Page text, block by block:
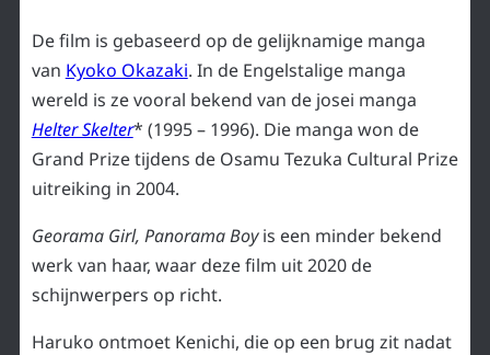
De film is gebaseerd op de gelijknamige manga
van Kyoko Okazaki. In de Engelstalige manga
wereld is ze vooral bekend van de josei manga
Helter Skelter* (1995 – 1996). Die manga won de
Grand Prize tijdens de Osamu Tezuka Cultural Prize
uitreiking in 2004.
Georama Girl, Panorama Boyis een minder bekend
werk van haar, waar deze film uit 2020 de
schijnwerpers op richt.
Haruko ontmoet Kenichi, die op een brug zit nadat